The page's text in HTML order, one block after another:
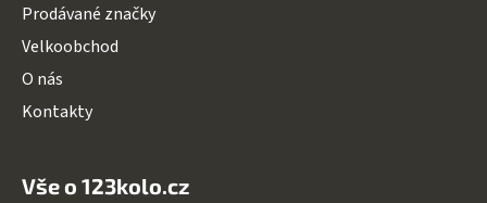
Prodávané značky
Velkoobchod
O nás
Kontakty
Vše o 123kolo.cz